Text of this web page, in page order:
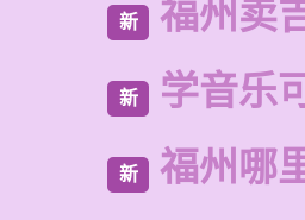
新 福州卖
新 学音乐
新 福州哪